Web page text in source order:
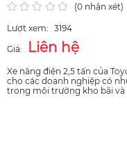
(0 nhận xét)
Lượt xem: 3194
Giá:
Liên hệ
Xe nâng điện 2,5 tấn của
cho các doanh nghiệp có
trong môi trường kho bãi và